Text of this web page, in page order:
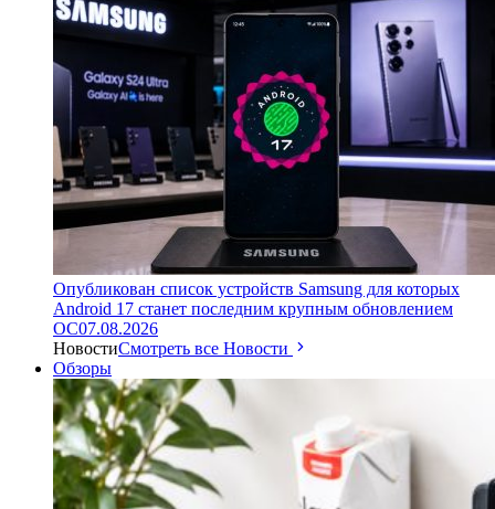
Опубликован список устройств Samsung для которых
Android 17 станет последним крупным обновлением
ОС07.08.2026
НовостиСмотреть все Новости
Обзоры